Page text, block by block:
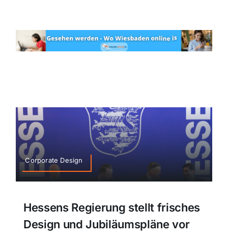
Corporate Design
Hessens Regierung stellt frisches
Design und Jubiläumspläne vor